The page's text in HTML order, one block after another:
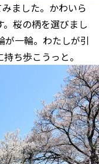
ました。かわいら
桜の柄を選びまし
が一輪。わたしが引
ち歩こうっと。